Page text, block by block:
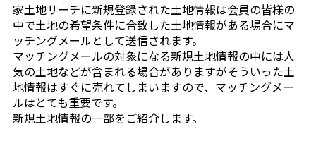
家土地サーチに新規登録された土地情報は会員の皆様の
中で土地の希望条件に合致した土地情報がある場合にマ
ッチングメールとして送信されます。
マッチングメールの対象になる新規土地情報の中には人
気の土地などが含まれる場合がありますがそういった土
地情報はすぐに売れてしまいますので、マッチングメー
ルはとても重要です。
新規土地情報の一部をご紹介します。